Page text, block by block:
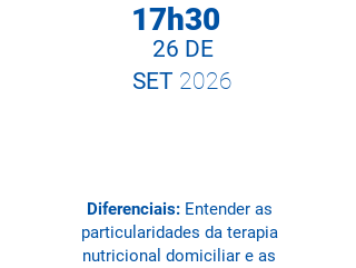
17h30
26 DE
SET 2026
Diferenciais: Entender as
particularidades da terapia
nutricional domiciliar e as